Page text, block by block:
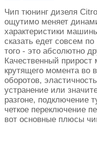
Чип тюнинг дизеля
ощутимо меняет
характеристики
сказать едет совсем
того - это абсолютно
Качественный
крутящего момента во
оборотов,
устранение или
разгоне, подключение
четкое переключение
вот основные плюсы